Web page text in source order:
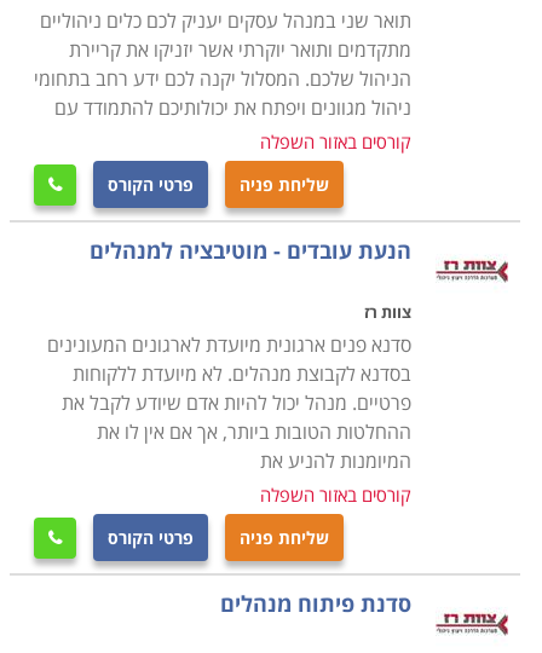
תואר שני במנהל עסקים יעניק לכם כלים ניהוליים
מתקדמים ותואר יוקרתי אשר יזניקו את קריירת
הניהול שלכם. המסלול יקנה לכם ידע רחב בתחומי
ניהול מגוונים ויפתח את יכולותיכם להתמודד עם
קורסים באזור השפלה
שליחת פניה פרטי הקורס 
הנעת עובדים - מוטיבציה למנהלים
צוות רז
סדנא פנים ארגונית מיועדת לארגונים המעונינים
בסדנא לקבוצת מנהלים. לא מיועדת ללקוחות
פרטיים. מנהל יכול להיות אדם שיודע לקבל את
ההחלטות הטובות ביותר, אך אם אין לו את
המיומנות להניע את
קורסים באזור השפלה
שליחת פניה פרטי הקורס 
סדנת פיתוח מנהלים